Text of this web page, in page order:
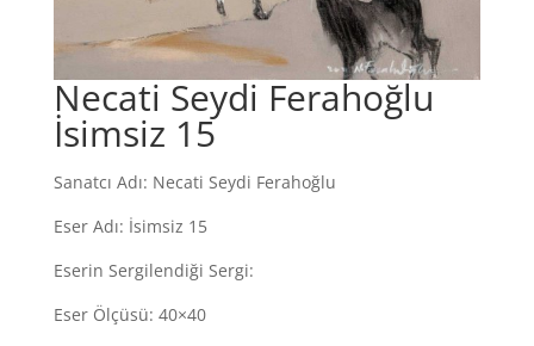
Necati Seydi Ferahoğlu
İsimsiz 15
Sanatcı Adı: Necati Seydi Ferahoğlu
Eser Adı: İsimsiz 15
Eserin Sergilendiği Sergi:
Eser Ölçüsü: 40×40